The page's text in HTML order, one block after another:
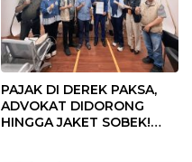
PAJAK DI DEREK PAKSA,
ADVOKAT DIDORONG
HINGGA JAKET SOBEK!